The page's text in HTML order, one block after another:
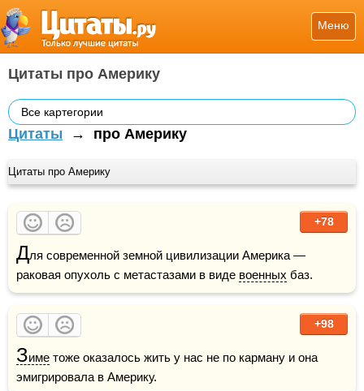
Меню
Цитаты про Америку
Все картегории
Цитаты → про Америку
Цитаты про Америку
+78
Для современной земной цивилизации Америка —
раковая опухоль с метастазами в виде военных баз.
+98
Зиме тоже оказалось жить у нас не по карману и она
эмигрировала в Америку.